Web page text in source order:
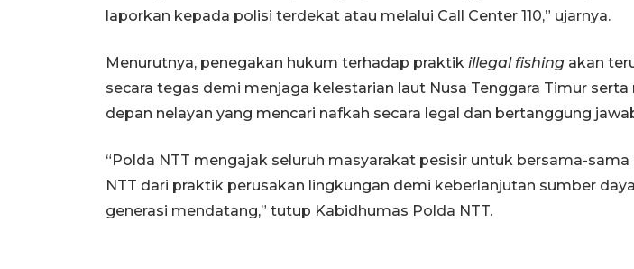
laporkan kepada polisi terdekat atau melalui Call Center 110,” ujarnya.
Menurutnya, penegakan hukum terhadap praktik illegal fishing akan
secara tegas demi menjaga kelestarian laut Nusa Tenggara Timur
depan nelayan yang mencari nafkah secara legal dan bertanggung
“Polda NTT mengajak seluruh masyarakat pesisir untuk bersama-
NTT dari praktik perusakan lingkungan demi keberlanjutan sumber
generasi mendatang,” tutup Kabidhumas Polda NTT.